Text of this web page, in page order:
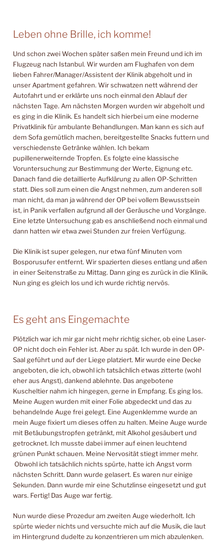
Leben ohne Brille, ich komme!
Und schon zwei Wochen später saßen mein Freund und ich im
Flugzeug nach Istanbul. Wir wurden am Flughafen von dem
lieben Fahrer/Manager/Assistent der Klinik abgeholt und in
unser Apartment gefahren. Wir schwatzen nett während der
Autofahrt und er erklärte uns noch einmal den Ablauf der
nächsten Tage. Am nächsten Morgen wurden wir abgeholt und
es ging in die Klinik. Es handelt sich hierbei um eine moderne
Privatklinik für ambulante Behandlungen. Man kann es sich auf
dem Sofa gemütlich machen, bereitgestellte Snacks futtern und
verschiedenste Getränke wählen. Ich bekam
pupillenerweiternde Tropfen. Es folgte eine klassische
Voruntersuchung zur Bestimmung der Werte, Eignung etc.
Danach fand die detaillierte Aufklärung zu allen OP-Schritten
statt. Dies soll zum einen die Angst nehmen, zum anderen soll
man nicht, da man ja während der OP bei vollem Bewusstsein
ist, in Panik verfallen aufgrund all der Geräusche und Vorgänge.
Eine letzte Untersuchung gab es anschließend noch einmal und
dann hatten wir etwa zwei Stunden zur freien Verfügung.
Die Klinik ist super gelegen, nur etwa fünf Minuten vom
Bosporusufer entfernt. Wir spazierten dieses entlang und aßen
in einer Seitenstraße zu Mittag. Dann ging es zurück in die Klinik.
Nun ging es gleich los und ich wurde richtig nervös.
Es geht ans Eingemachte
Plötzlich war ich mir gar nicht mehr richtig sicher, ob eine Laser-
OP nicht doch ein Fehler ist. Aber zu spät. Ich wurde in den OP-
Saal geführt und auf der Liege platziert. Mir wurde eine Decke
angeboten, die ich, obwohl ich tatsächlich etwas zitterte (wohl
eher aus Angst), dankend ablehnte. Das angebotene
Kuscheltier nahm ich hingegen, gerne in Empfang. Es ging los.
Meine Augen wurden mit einer Folie abgedeckt und das zu
behandelnde Auge frei gelegt. Eine Augenklemme wurde an
mein Auge fixiert um dieses offen zu halten. Meine Auge wurde
mit Betäubungstropfen getränkt, mit Alkohol gesäubert und
getrocknet. Ich musste dabei immer auf einen leuchtend
grünen Punkt schauen. Meine Nervosität stiegt immer mehr.
Obwohl ich tatsächlich nichts spürte, hatte ich Angst vorm
nächsten Schritt. Dann wurde gelasert. Es waren nur einige
Sekunden. Dann wurde mir eine Schutzlinse eingesetzt und gut
wars. Fertig! Das Auge war fertig.
Nun wurde diese Prozedur am zweiten Auge wiederholt. Ich
spürte wieder nichts und versuchte mich auf die Musik, die laut
im Hintergrund dudelte zu konzentrieren um mich abzulenken.